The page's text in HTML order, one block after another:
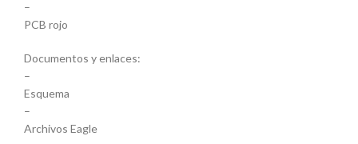
–
PCB rojo
Documentos y enlaces:
–
Esquema
–
Archivos Eagle